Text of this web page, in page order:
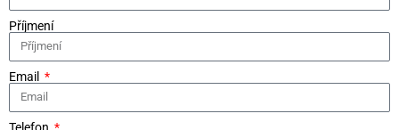
Příjmení
Email
Telefon